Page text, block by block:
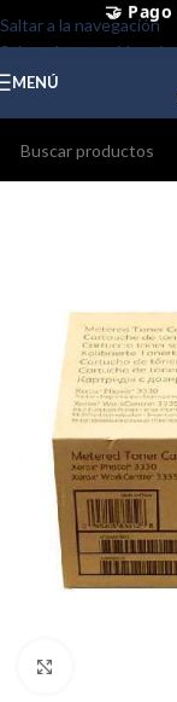
Saltar a la navegación
Saltar al contenido
⭐
MENÚ